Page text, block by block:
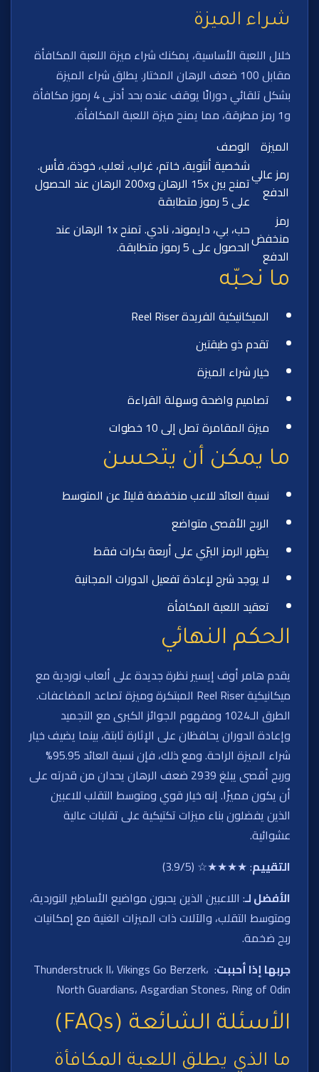
شراء الميزة
خلال اللعبة الأساسية، يمكنك شراء ميزة اللعبة المكافأة
مقابل 100 ضعف الرهان المختار. يطلق شراء الميزة
بشكل تلقائي دورانًا يوقف عنده بحد أدنى 4 رموز مكافأة
و1 رمز مطرقة، مما يمنح ميزة اللعبة المكافأة.
الميزة الوصف
رمز عالي
الدفع
شخصية أنثوية، خاتم، غراب، ثعلب، خوذة، فأس.
تمنح بين 15x الرهان و200x الرهان عند الحصول
على 5 رموز متطابقة
رمز
منخفض
الدفع
حب، بي، دايموند، نادي. تمنح 1x الرهان عند
الحصول على 5 رموز متطابقة.
ما نحبّه
الميكانيكية الفريدة Reel Riser
تقدم ذو طبقتين
خيار شراء الميزة
تصاميم واضحة وسهلة القراءة
ميزة المقامرة تصل إلى 10 خطوات
ما يمكن أن يتحسن
نسبة العائد للاعب منخفضة قليلاً عن المتوسط
الربح الأقصى متواضع
يظهر الرمز البرّي على أربعة بكرات فقط
لا يوجد شرح لإعادة تفعيل الدورات المجانية
تعقيد اللعبة المكافأة
الحكم النهائي
يقدم هامر أوف إيسير نظرة جديدة على ألعاب نوردية مع
ميكانيكية Reel Riser المبتكرة وميزة تصاعد المضاعفات.
الطرق الـ1024 ومفهوم الجوائز الكبرى مع التجميد
وإعادة الدوران يحافظان على الإثارة ثابتة، بينما يضيف خيار
شراء الميزة الراحة. ومع ذلك، فإن نسبة العائد 95.95%
وربح أقصى يبلغ 2939 ضعف الرهان يحدان من قدرته على
أن يكون مميزًا. إنه خيار قوي ومتوسط التقلب للاعبين
الذين يفضلون بناء ميزات تكتيكية على تقلبات عالية
عشوائية.
التقييم: ★★★★☆ (3.9/5)
الأفضل لـ: اللاعبين الذين يحبون مواضيع الأساطير النوردية،
ومتوسط التقلب، والآلات ذات الميزات الغنية مع إمكانيات
ربح ضخمة.
جربها إذا أحببت : Thunderstruck II، Vikings Go Berzerk،
North Guardians، Asgardian Stones، Ring of Odin
الأسئلة الشائعة (FAQs)
ما الذي يطلق اللعبة المكافأة